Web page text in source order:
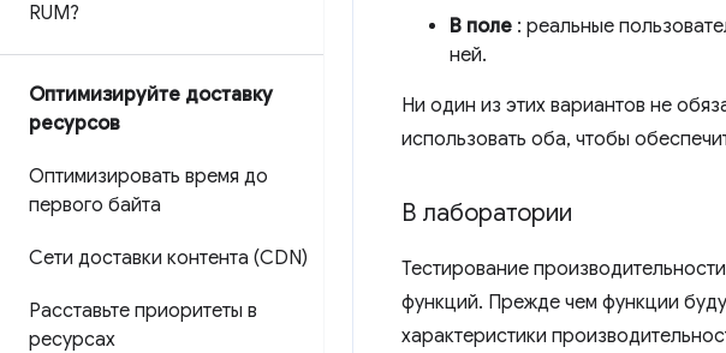
RUM?
Оптимизируйте доставку
ресурсов
Оптимизировать время до
первого байта
Сети доставки контента (CDN)
Расставьте приоритеты в
ресурсах
В поле : реальные
ней.
Ни один из этих вариантов не
использовать оба, чтобы
В лаборатории
Тестирование
функций. Прежде чем функции
характеристики